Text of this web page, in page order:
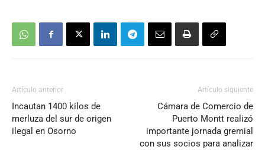
Artículo anterior
Incautan 1400 kilos de
merluza del sur de origen
ilegal en Osorno
Artículo siguiente
Cámara de Comercio de
Puerto Montt realizó
importante jornada gremial
con sus socios para analizar